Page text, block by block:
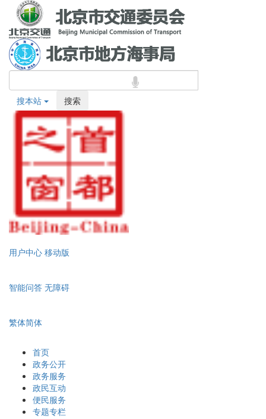
搜本站 搜索
用户中心 移动版
智能问答 无障碍
繁体简体
首页
政务公开
政务服务
政民互动
便民服务
专题专栏